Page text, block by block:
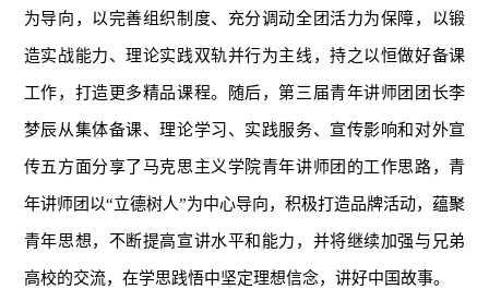
为导向，以完善组织制度、充分调动全团活力为保障，以锻
造实战能力、理论实践双轨并行为主线，持之以恒做好备课
工作，打造更多精品课程。随后，第三届青年讲师团团长李
梦辰从集体备课、理论学习、实践服务、宣传影响和对外宣
传五方面分享了马克思主义学院青年讲师团的工作思路，青
年讲师团以“立德树人”为中心导向，积极打造品牌活动，蕴聚
青年思想，不断提高宣讲水平和能力，并将继续加强与兄弟
高校的交流，在学思践悟中坚定理想信念，讲好中国故事。